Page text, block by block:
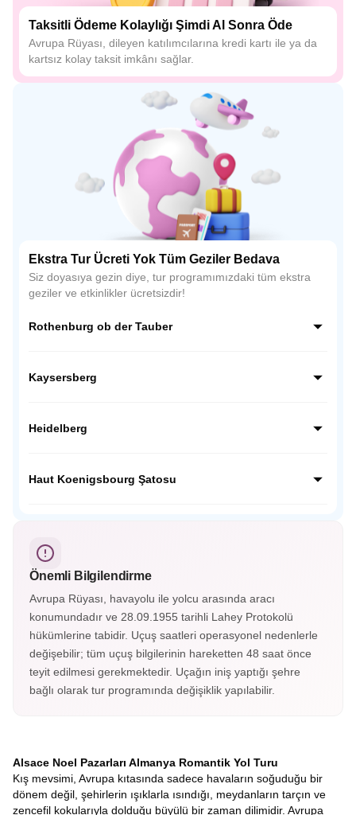
Taksitli Ödeme Kolaylığı Şimdi Al Sonra Öde
Avrupa Rüyası, dileyen katılımcılarına kredi kartı ile ya da
kartsız kolay taksit imkânı sağlar.
Ekstra Tur Ücreti Yok Tüm Geziler Bedava
Siz doyasıya gezin diye, tur programımızdaki tüm ekstra
geziler ve etkinlikler ücretsizdir!
Rothenburg ob der Tauber
kasabası Rothenburg ob der Tauber, Orta Çağ atmosferini
hava müzesidir.
Kaysersberg
Kaysersberg, taş sokakları, çiçekli evleri ve tarihi
gibidir.
Heidelberg
Çağdan kalma tarihi yapılarıyla masalsı bir güzelliğe sahip;
Haut Koenigsbourg Şatosu
kullanılan aletler, silahlar, cephanelikler, imparatorların
odaları ve eşsiz süslemelerle kaplı tavanları gördükçe bu
tarihi yolculuk hiç bitmesin istiyorsunuz. Haut-Koenigsbourg
Şatosu’nun içerisini gezmek isterseniz biletinizi alarak
gezebileceksiniz.
Önemli Bilgilendirme
Avrupa Rüyası, havayolu ile yolcu arasında aracı
konumundadır ve 28.09.1955 tarihli Lahey Protokolü
hükümlerine tabidir. Uçuş saatleri operasyonel nedenlerle
değişebilir; tüm uçuş bilgilerinin hareketten 48 saat önce
teyit edilmesi gerekmektedir. Uçağın iniş yaptığı şehre
bağlı olarak tur programında değişiklik yapılabilir.
Alsace Noel Pazarları Almanya Romantik Yol Turu
Kış mevsimi, Avrupa kıtasında sadece havaların soğuduğu bir
dönem değil, şehirlerin ışıklarla ısındığı, meydanların tarçın ve
zencefil kokularıyla dolduğu büyülü bir zaman dilimidir. Avrupa